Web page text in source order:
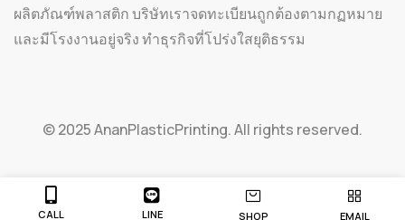
ผลิตภัณฑ์พลาสติก บริษัทเราจดทะเบียนถูกต้องตามกฏหมาย
และมีโรงงานอยู่จริง ทำธุรกิจที่โปร่งใสยุติธรรม
© 2025 AnanPlasticPrinting. All rights reserved.
CALL LINE SHOP EMAIL